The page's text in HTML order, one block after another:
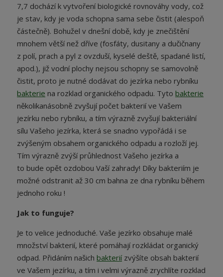
7,7 dochází k vytvoření biologické rovnováhy vody, což
je stav, kdy je voda schopna sama sebe čistit (alespoň
částečně). Bohužel v dnešní době, kdy je znečištění
mnohem větší než dříve (fosfáty, dusitany a dučičnany
z polí, prach a pyl z ovzduší, kyselé deště, spadané listí,
apod.), již vodní plochy nejsou schopny se samovolně
čistit, proto je nutné dodávat do jezírka nebo rybníku
bakterie na rozklad organického odpadu. Tytobakterie
několikanásobně zvyšují počet bakterií ve Vašem
jezírku nebo rybníku, a tím výrazně zvyšují bakteriální
sílu Vašeho jezírka, která se snadno vypořádá i se
zvýšeným obsahem organického odpadu a rozloží jej.
Tím výrazně zvýší průhlednost Vašeho jezírka a
to bude opět ozdobou Vaší zahrady! Díky bakteriím je
možné odstranit až 30 cm bahna ze dna rybníku během
jednoho roku !
Jak to funguje?
Je to velice jednoduché. Vaše jezírko obsahuje malé
množství bakterií, které pomáhají rozkládat organický
odpad. Přidáním našichbakteriízvýšíte obsah bakterií
ve Vašem jezírku, a tím i velmi výrazně zrychlíte rozklad